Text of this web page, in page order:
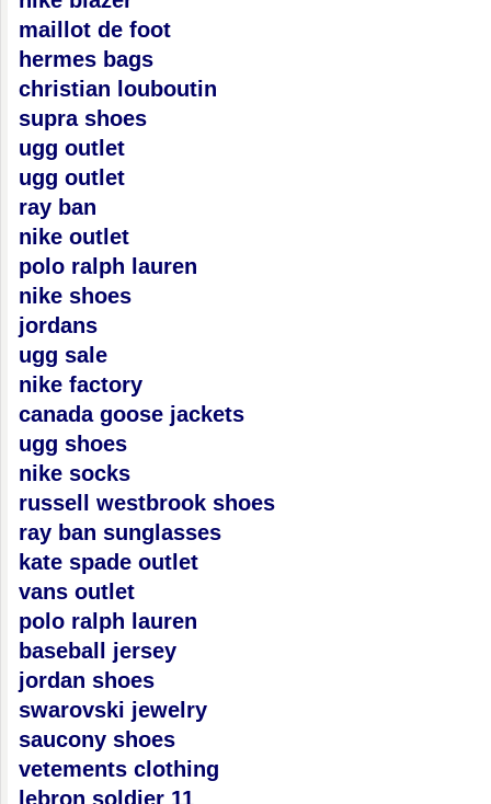
maillot de foot
hermes bags
christian louboutin
supra shoes
ugg outlet
ugg outlet
ray ban
nike outlet
polo ralph lauren
nike shoes
jordans
ugg sale
nike factory
canada goose jackets
ugg shoes
nike socks
russell westbrook shoes
ray ban sunglasses
kate spade outlet
vans outlet
polo ralph lauren
baseball jersey
jordan shoes
swarovski jewelry
saucony shoes
vetements clothing
lebron soldier 11